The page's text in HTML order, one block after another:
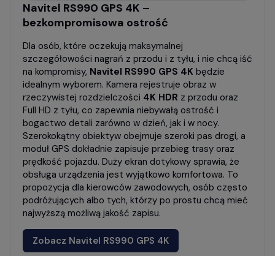
Navitel RS990 GPS 4K –
bezkompromisowa ostrość
Dla osób, które oczekują maksymalnej
szczegółowości nagrań z przodu i z tyłu, i nie chcą iść
na kompromisy, Navitel RS990 GPS 4K będzie
idealnym wyborem. Kamera rejestruje obraz w
rzeczywistej rozdzielczości 4K HDR z przodu oraz
Full HD z tyłu, co zapewnia niebywałą ostrość i
bogactwo detali zarówno w dzień, jak i w nocy.
Szerokokątny obiektyw obejmuje szeroki pas drogi, a
moduł GPS dokładnie zapisuje przebieg trasy oraz
prędkość pojazdu. Duży ekran dotykowy sprawia, że
obsługa urządzenia jest wyjątkowo komfortowa. To
propozycja dla kierowców zawodowych, osób często
podróżujących albo tych, którzy po prostu chcą mieć
najwyższą możliwą jakość zapisu.
Zobacz Navitel RS990 GPS 4K